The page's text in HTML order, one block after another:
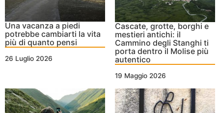
Una vacanza a piedi
potrebbe cambiarti la vita
più di quanto pensi
26 Luglio 2026
Cascate, grotte, borghi e
mestieri antichi: il
Cammino degli Stanghi ti
porta dentro il Molise più
autentico
19 Maggio 2026